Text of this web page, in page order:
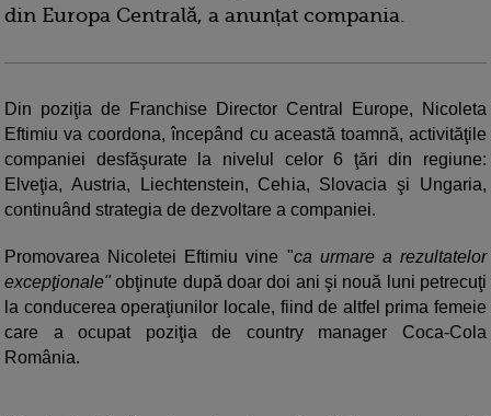
din Europa Centrală, a anunțat compania.
Din poziţia de Franchise Director Central Europe, Nicoleta
Eftimiu va coordona, începând cu această toamnă, activităţile
companiei desfăşurate la nivelul celor 6 ţări din regiune:
Elveţia, Austria, Liechtenstein, Cehia, Slovacia şi Ungaria,
continuând strategia de dezvoltare a companiei.
Promovarea Nicoletei Eftimiu vine "ca urmare a rezultatelor
excepţionale" obţinute după doar doi ani şi nouă luni petrecuţi
la conducerea operaţiunilor locale, fiind de altfel prima femeie
care a ocupat poziţia de country manager Coca-Cola
România.